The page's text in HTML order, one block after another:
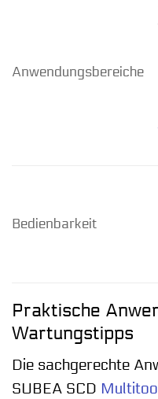
Anwendungsbereiche
Bedienbarkeit
Praktische
Wartungstipps
Die sachgerechte
SUBEA SCD